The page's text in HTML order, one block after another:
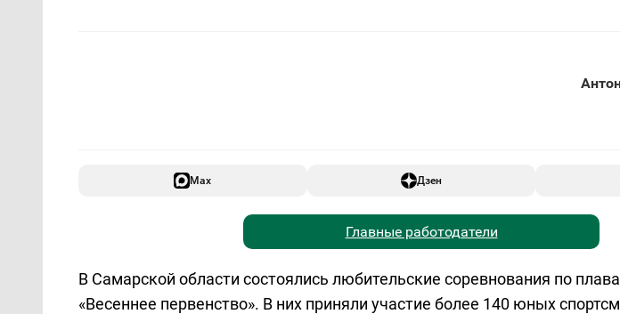
Max Дзен
Главные работодатели
В Самарской области состоялись любительские соревнования по
«Весеннее первенство». В них приняли участие более 140 юных